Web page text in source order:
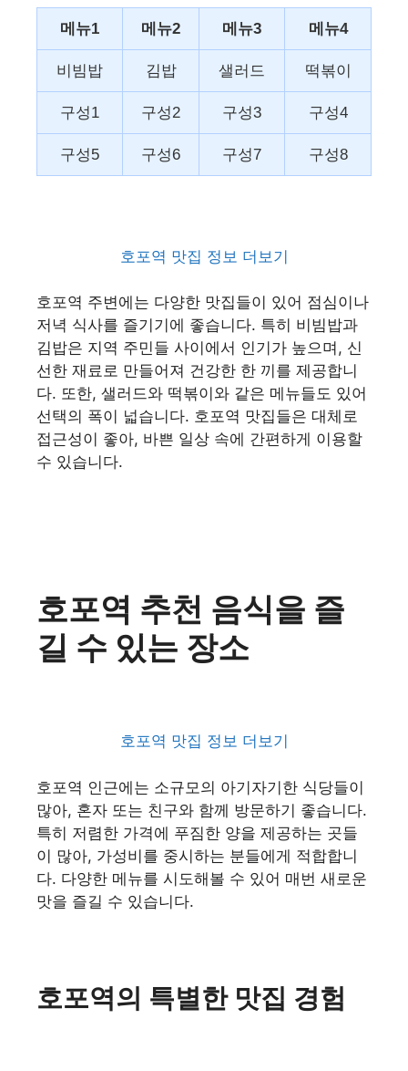
메뉴1 메뉴2 메뉴3 메뉴4
비빔밥 김밥 샐러드 떡볶이
구성1 구성2 구성3 구성4
구성5 구성6 구성7 구성8
호포역 맛집 정보 더보기
호포역 주변에는 다양한 맛집들이 있어 점심이나
저녁 식사를 즐기기에 좋습니다. 특히 비빔밥과
김밥은 지역 주민들 사이에서 인기가 높으며, 신
선한 재료로 만들어져 건강한 한 끼를 제공합니
다. 또한, 샐러드와 떡볶이와 같은 메뉴들도 있어
선택의 폭이 넓습니다. 호포역 맛집들은 대체로
접근성이 좋아, 바쁜 일상 속에 간편하게 이용할
수 있습니다.
호포역 추천 음식을 즐
길 수 있는 장소
호포역 맛집 정보 더보기
호포역 인근에는 소규모의 아기자기한 식당들이
많아, 혼자 또는 친구와 함께 방문하기 좋습니다.
특히 저렴한 가격에 푸짐한 양을 제공하는 곳들
이 많아, 가성비를 중시하는 분들에게 적합합니
다. 다양한 메뉴를 시도해볼 수 있어 매번 새로운
맛을 즐길 수 있습니다.
호포역의 특별한 맛집 경험